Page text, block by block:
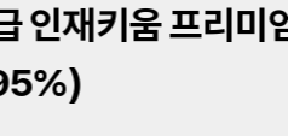
인재키움 프리미엄